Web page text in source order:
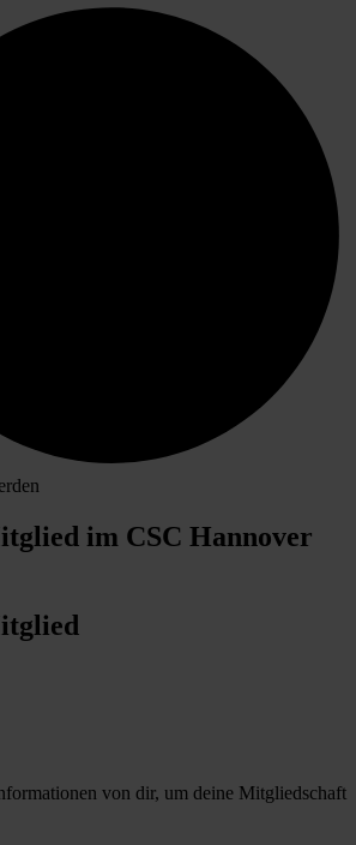
im CSC Hannover
von dir, um deine Mitgliedschaft